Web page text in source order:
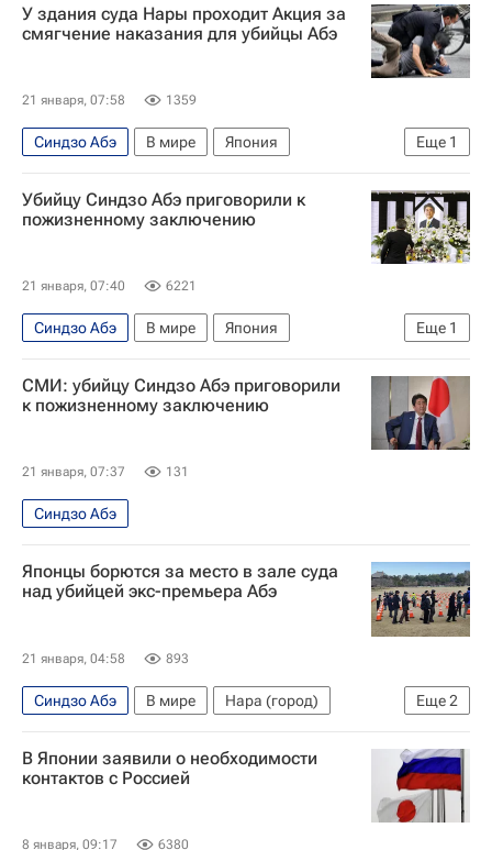
У здания суда Нары проходит Акция за
смягчение наказания для убийцы Абэ
21 января, 07:58 1359
Еще 1
Синдзо Абэ В мире
Япония
Нара (город)
Убийцу Синдзо Абэ приговорили к
пожизненному заключению
21 января, 07:40 6221
Еще 1
Синдзо Абэ В мире
Япония
Нара (город)
СМИ: убийцу Синдзо Абэ приговорили
к пожизненному заключению
21 января, 07:37 131
Синдзо Абэ
Японцы борются за место в зале суда
над убийцей экс-премьера Абэ
21 января, 04:58 893
Еще2
Синдзо Абэ В мире
Нара (город)
Киото (префектура)
Япония
В Японии заявили о необходимости
контактов с Россией
8 января, 09:17 6380